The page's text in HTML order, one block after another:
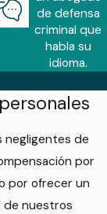
de defensa
criminal que
habla su
idioma.
negligentes de
por
por ofrecer un
de nuestros